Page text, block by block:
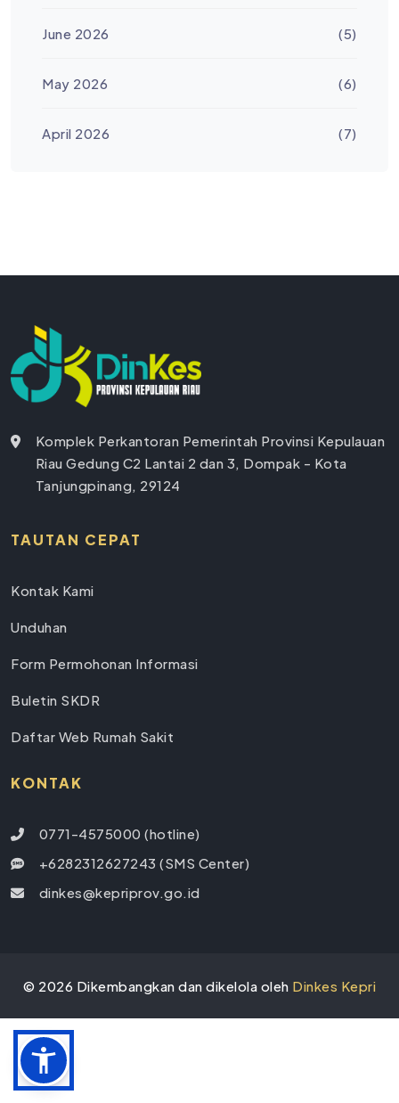
June 2026 (5)
May 2026 (6)
April 2026 (7)
Komplek Perkantoran Pemerintah Provinsi Kepulauan
Riau Gedung C2 Lantai 2 dan 3, Dompak - Kota
Tanjungpinang, 29124
TAUTAN CEPAT
Kontak Kami
Unduhan
Form Permohonan Informasi
Buletin SKDR
Daftar Web Rumah Sakit
KONTAK
0771-4575000 (hotline)
+6282312627243 (SMS Center)
dinkes@kepriprov.go.id
© 2026 Dikembangkan dan dikelola oleh Dinkes Kepri